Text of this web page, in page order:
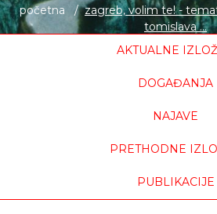
početna
zagreb, volim te! -
tomislava ...
AKTUALNE
DOGAĐANJA
NAJAVE
PRETHODNE
PUBLIKACIJE